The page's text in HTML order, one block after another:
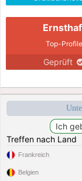
Top-Profile
Geprüft
Treffen nach Land
Frankreich
Belgien